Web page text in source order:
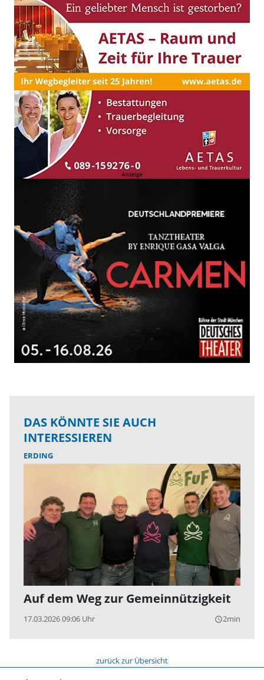
DAS KÖNNTE SIE AUCH
INTERESSIEREN
ERDING
Auf dem Weg zur Gemeinnützigkeit
17.03.2026 09:06 Uhr query_builder2min
zurück zur Übersicht